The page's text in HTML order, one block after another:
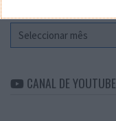
Arquivo
CANAL DE YOUTUBE